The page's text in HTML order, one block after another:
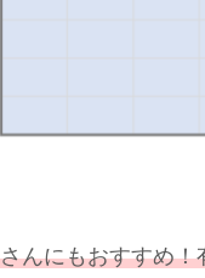
んにもおすすめ